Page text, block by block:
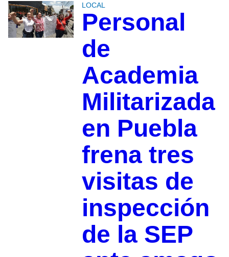
LOCAL
Personal
de
Academia
Militarizada
en Puebla
frena tres
visitas de
inspección
de la SEP